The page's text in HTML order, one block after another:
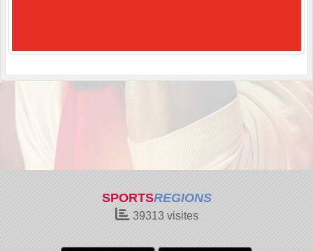
SPORTSREGIONS
39313visites